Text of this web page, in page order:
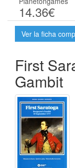
14.36€
Ver la ficha
First
Gambit